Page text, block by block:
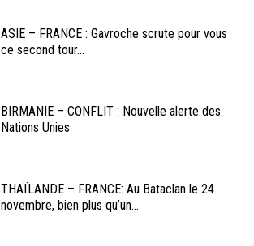
ASIE – FRANCE : Gavroche scrute pour vous
ce second tour...
BIRMANIE – CONFLIT : Nouvelle alerte des
Nations Unies
THAÏLANDE – FRANCE: Au Bataclan le 24
novembre, bien plus qu’un...